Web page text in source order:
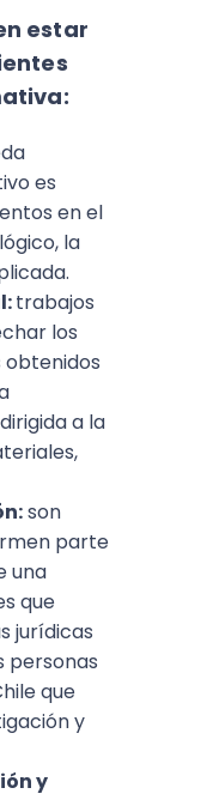
estar
es
en el
la
trabajos
los
a la
son
parte
una
que
jurídicas
personas
que
y
y